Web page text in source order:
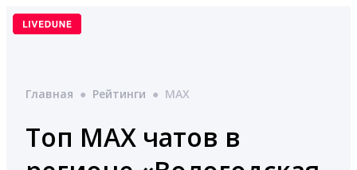
Перейти
Главная ● Рейтинги ● MAX
Топ MAX чатов в